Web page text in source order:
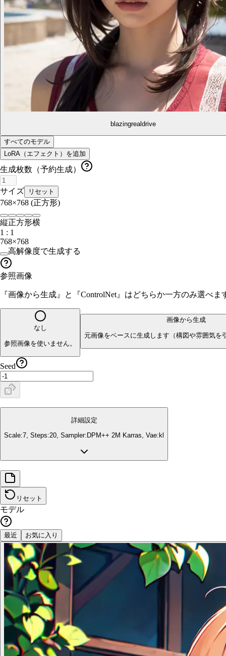
blazingrealdrive
すべてのモデル
LoRA（エフェクト）を追加
生成枚数（予約生成）
サイズ リセット
768×768 (正方形)
縦正方形横
1 : 1
768×768
高解像度で生成する
参照画像
『画像から生成』と『ControlNet』はどちらか一方のみ選べ
なし
参照画像を使いません。
画像から生成
元画像をベースに生成します（構図や雰囲気を
Seed
詳細設定
Scale:7, Steps:20, Sampler: DPM++ 2M Karras, Vae: kl
リセット
モデル
最近 お気に入り